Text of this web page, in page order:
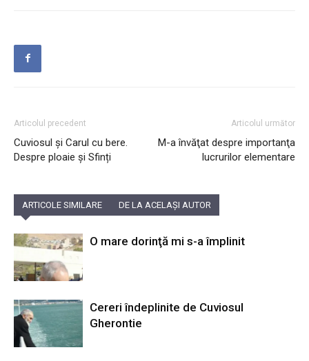
Articolul precedent
Cuviosul și Carul cu bere.
Despre ploaie și Sfinți
Articolul următor
M-a învăţat despre importanţa
lucrurilor elementare
ARTICOLE SIMILARE DE LA ACELAȘI AUTOR
O mare dorinţă mi s-a împlinit
Cereri îndeplinite de Cuviosul
Gherontie